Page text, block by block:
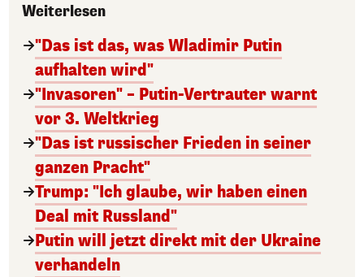
Weiterlesen
"Das ist das, was Wladimir Putin
aufhalten wird"
"Invasoren" – Putin-Vertrauter warnt
vor 3. Weltkrieg
"Das ist russischer Frieden in seiner
ganzen Pracht"
Trump: "Ich glaube, wir haben einen
Deal mit Russland"
Putin will jetzt direkt mit der Ukraine
verhandeln